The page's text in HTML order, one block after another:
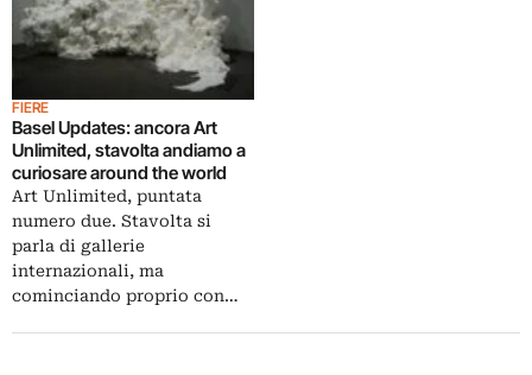
FIERE
Basel Updates: ancora Art
Unlimited, stavolta andiamo a
curiosare around the world
Art Unlimited, puntata
numero due. Stavolta si
parla di gallerie
internazionali, ma
cominciando proprio con…